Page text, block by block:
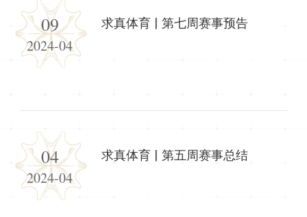
09
2024-04
求真体育 | 第七周赛事预告
04
2024-04
求真体育 | 第五周赛事总结